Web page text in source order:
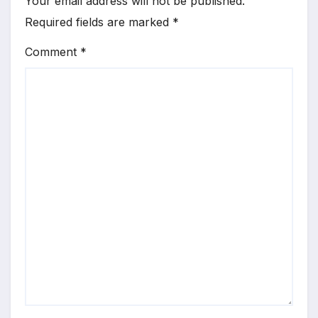
Required fields are marked *
Comment *